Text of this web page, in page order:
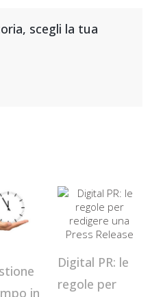
scegli la tua
in
Digital PR: le
regole per